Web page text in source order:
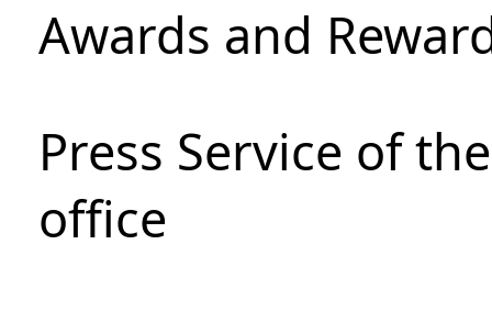
Awards and
Press Service of
office